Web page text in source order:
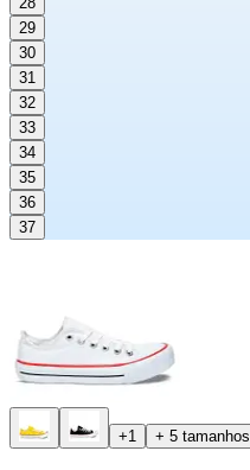
29
30
31
32
33
34
35
36
37
+1 + 5 tamanhos